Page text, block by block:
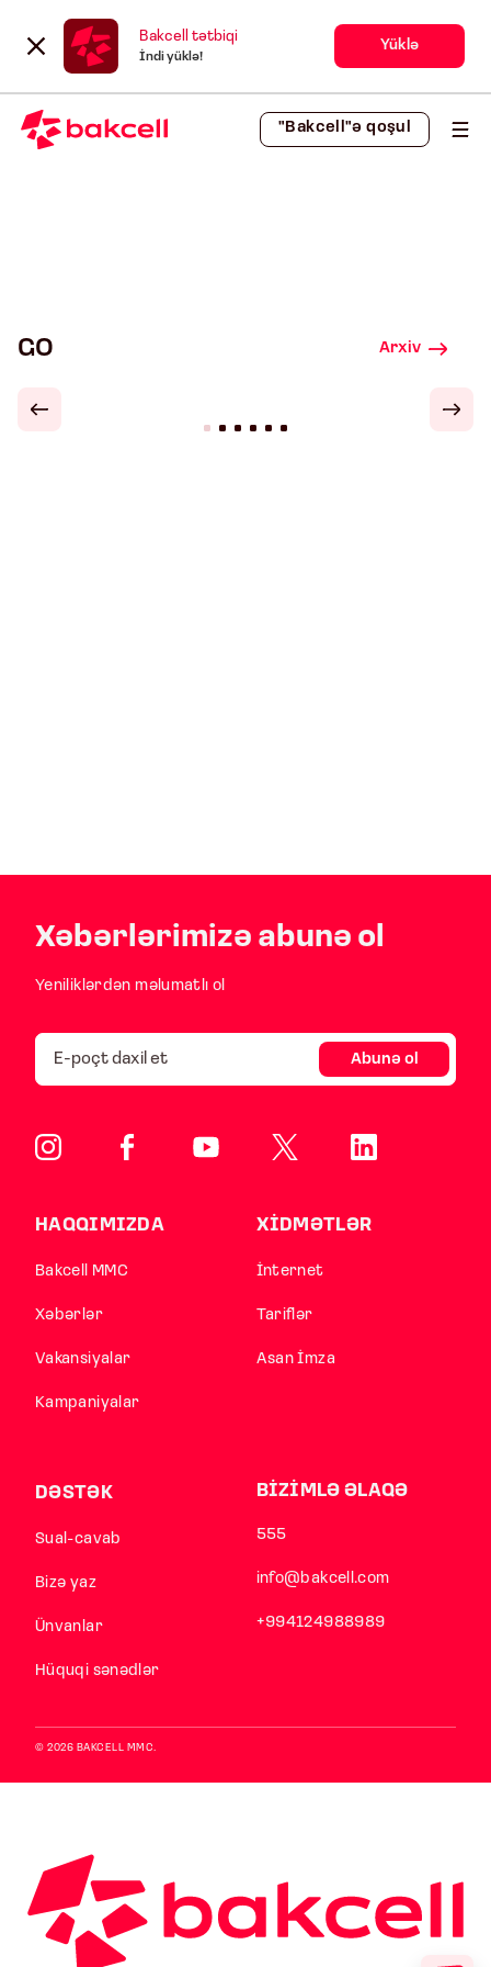
Bakcell tətbiqi
İndi yüklə!
Yüklə
"Bakcell"ə qoşul
GO Arxiv
Xəbərlərimizə abunə ol
Yeniliklərdən məlumatlı ol
Abunə ol
HAQQIMIZDA
Bakcell MMC
Xəbərlər
Vakansiyalar
Kampaniyalar
XİDMƏTLƏR
İnternet
Tariflər
Asan İmza
DƏSTƏK
Sual-cavab
Bizə yaz
Ünvanlar
Hüquqi sənədlər
BİZİMLƏ ƏLAQƏ
555
info@bakcell.com
+994124988989
© 2026 BAKCELL MMC.